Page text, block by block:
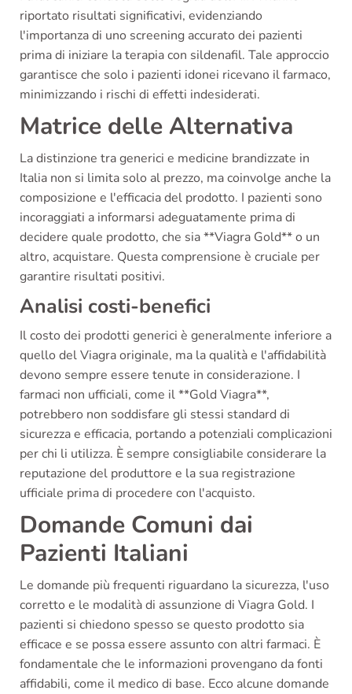
riportato risultati significativi, evidenziando
l'importanza di uno screening accurato dei pazienti
prima di iniziare la terapia con sildenafil. Tale approccio
garantisce che solo i pazienti idonei ricevano il farmaco,
minimizzando i rischi di effetti indesiderati.
Matrice delle Alternativa
La distinzione tra generici e medicine brandizzate in
Italia non si limita solo al prezzo, ma coinvolge anche la
composizione e l'efficacia del prodotto. I pazienti sono
incoraggiati a informarsi adeguatamente prima di
decidere quale prodotto, che sia **Viagra Gold** o un
altro, acquistare. Questa comprensione è cruciale per
garantire risultati positivi.
Analisi costi-benefici
Il costo dei prodotti generici è generalmente inferiore a
quello del Viagra originale, ma la qualità e l'affidabilità
devono sempre essere tenute in considerazione. I
farmaci non ufficiali, come il **Gold Viagra**,
potrebbero non soddisfare gli stessi standard di
sicurezza e efficacia, portando a potenziali complicazioni
per chi li utilizza. È sempre consigliabile considerare la
reputazione del produttore e la sua registrazione
ufficiale prima di procedere con l'acquisto.
Domande Comuni dai
Pazienti Italiani
Le domande più frequenti riguardano la sicurezza, l'uso
corretto e le modalità di assunzione di Viagra Gold. I
pazienti si chiedono spesso se questo prodotto sia
efficace e se possa essere assunto con altri farmaci. È
fondamentale che le informazioni provengano da fonti
affidabili, come il medico di base. Ecco alcune domande